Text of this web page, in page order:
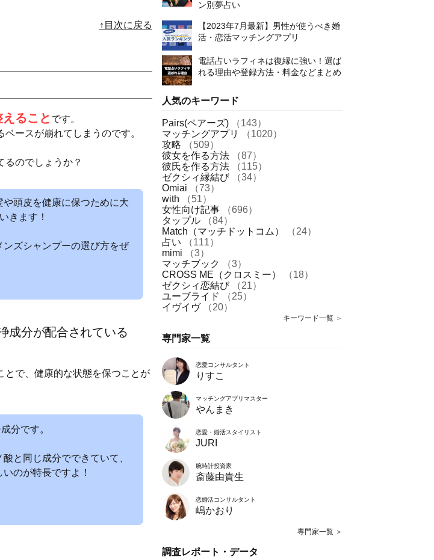
↑目次に戻る
ること です。
ースが崩れてしまうのです。
るのでしょうか？
頭皮を健康に保つために大
きます！
ズシャンプーの選び方をぜ
成分が配合されている
とで、健康的な状態を保つことが
分です。
と同じ成分でできていて、
のが特長ですよ！
ン別夢占い
【2023年7月最新】男性が使うべき婚
活・恋活マッチングアプリ
電話占いラフィネは復縁に強い！選ば
れる理由や登録方法・料金などまとめ
人気のキーワード
Pairs(ペアーズ)
（143）
マッチングアプリ
（1020）
攻略
（509）
彼女を作る方法
（87）
彼氏を作る方法
（115）
ゼクシィ縁結び
（34）
Omiai
（73）
with
（51）
女性向け記事
（696）
タップル
（84）
Match（マッチドットコム）
（24）
占い
（111）
mimi
（3）
マッチブック
（3）
CROSS ME（クロスミー）
（18）
ゼクシィ恋結び
（21）
ユーブライド
（25）
イヴイヴ
（20）
キーワード一覧 ＞
専門家一覧
恋愛コンサルタント
りすこ
マッチングアプリマスター
やんまき
恋愛・婚活スタイリスト
JURI
腕時計投資家
斎藤由貴生
恋婚活コンサルタント
嶋かおり
専門家一覧 ＞
調査レポート・データ